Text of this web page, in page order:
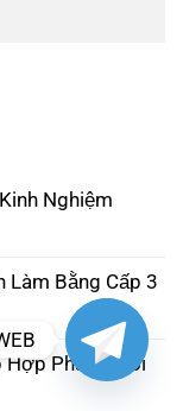
Nghiệm
Làm Bằng Cấp 3
Hợp Pháp, Phôi